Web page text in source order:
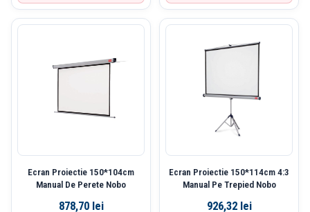
Ecran Proiectie 150*104cm
Manual De Perete Nobo
878,70 lei
Ecran Proiectie 150*114cm 4:3
Manual Pe Trepied Nobo
926,32 lei